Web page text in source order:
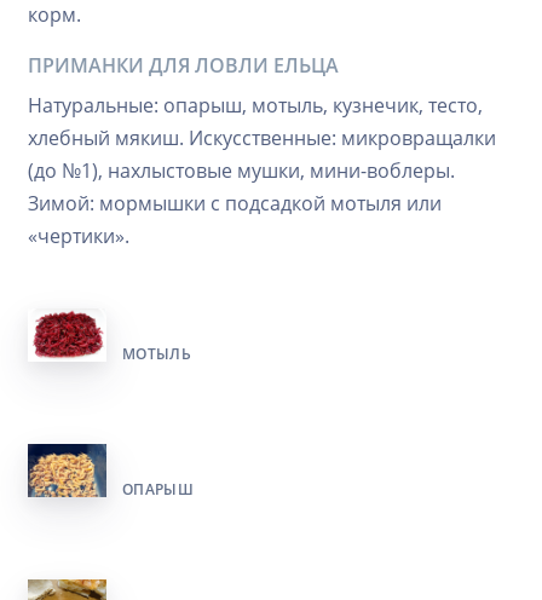
корм.
ПРИМАНКИ ДЛЯ ЛОВЛИ ЕЛЬЦА
Натуральные: опарыш, мотыль, кузнечик, тесто,
хлебный мякиш. Искусственные: микровращалки
(до №1), нахлыстовые мушки, мини-воблеры.
Зимой: мормышки с подсадкой мотыля или
«чертики».
МОТЫЛЬ
ОПАРЫШ